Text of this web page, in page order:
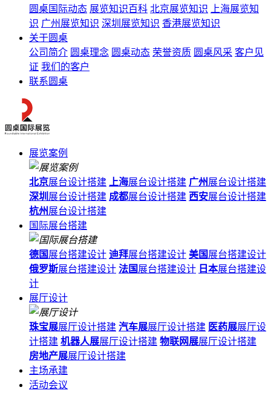
圆桌国际动态 展览知识百科 北京展览知识
上海展览知
识 广州展览知识 深圳展览知识 香港展览知识
关于圆桌
公司简介 圆桌理念 圆桌动态 荣誉资质 圆桌风采 客户见
证 我们的客户
联系圆桌
展览案例
北京展台设计搭建 上海展台设计搭建 广州展台设计搭建
深圳 展台设计搭建 成都展台设计搭建 西安展台设计搭建
杭州展台设计搭建
国际展台搭建
德国 展台搭建设计 迪拜展台搭建设计 美国 展台搭建设计
俄罗斯展台搭建设计 法国 展台搭建设计 日本展台搭建设
计
展厅设计
珠宝展展厅设计搭建 汽车展展厅设计搭建 医药展展厅设
计搭建 机器人展展厅设计搭建 物联网展展厅设计搭建
房地产展展厅设计搭建
主场承建
活动会议